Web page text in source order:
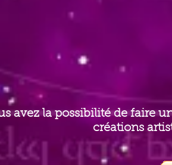
avez la possibilité de faire
créations